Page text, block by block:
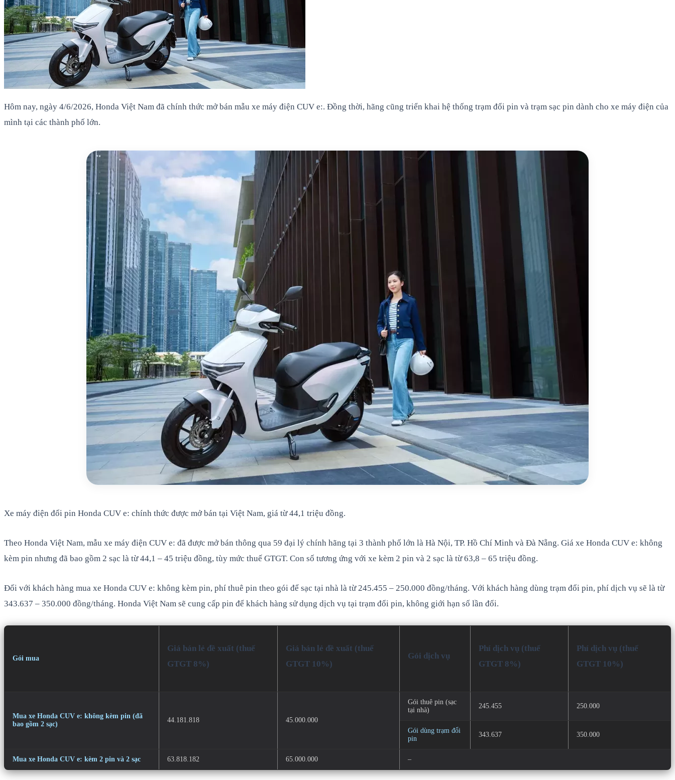
Hôm nay, ngày 4/6/2026, Honda Việt Nam đã chính thức mở bán mẫu xe máy điện CUV e:. Đồng thời, hãng cũng triển khai hệ thống trạm đổi pin và trạm sạc pin dành cho xe máy điện của
mình tại các thành phố lớn.
Xe máy điện đổi pin Honda CUV e: chính thức được mở bán tại Việt Nam, giá từ 44,1 triệu đồng.
Theo Honda Việt Nam, mẫu xe máy điện CUV e: đã được mở bán thông qua 59 đại lý chính hãng tại 3 thành phố lớn là Hà Nội, TP. Hồ Chí Minh và Đà Nẵng. Giá xe Honda CUV e: không
kèm pin nhưng đã bao gồm 2 sạc là từ 44,1 – 45 triệu đồng, tùy mức thuế GTGT. Con số tương ứng với xe kèm 2 pin và 2 sạc là từ 63,8 – 65 triệu đồng.
Đối với khách hàng mua xe Honda CUV e: không kèm pin, phí thuê pin theo gói để sạc tại nhà là từ 245.455 – 250.000 đồng/tháng. Với khách hàng dùng trạm đổi pin, phí dịch vụ sẽ là từ
343.637 – 350.000 đồng/tháng. Honda Việt Nam sẽ cung cấp pin để khách hàng sử dụng dịch vụ tại trạm đổi pin, không giới hạn số lần đổi.
Gói mua
Giá bán lẻ đề xuất (thuế
GTGT 8%)
Giá bán lẻ đề xuất (thuế
GTGT 10%)
Gói dịch vụ
Phí dịch vụ (thuế
GTGT 8%)
Phí dịch vụ (thuế
GTGT 10%)
Mua xe Honda CUV e: không kèm pin (đã
bao gồm 2 sạc)
44.181.818 45.000.000
Gói thuê pin (sạc
tại nhà)
245.455 250.000
Gói dùng trạm đổi
pin
343.637 350.000
Mua xe Honda CUV e: kèm 2 pin và 2 sạc 63.818.182 65.000.000 –